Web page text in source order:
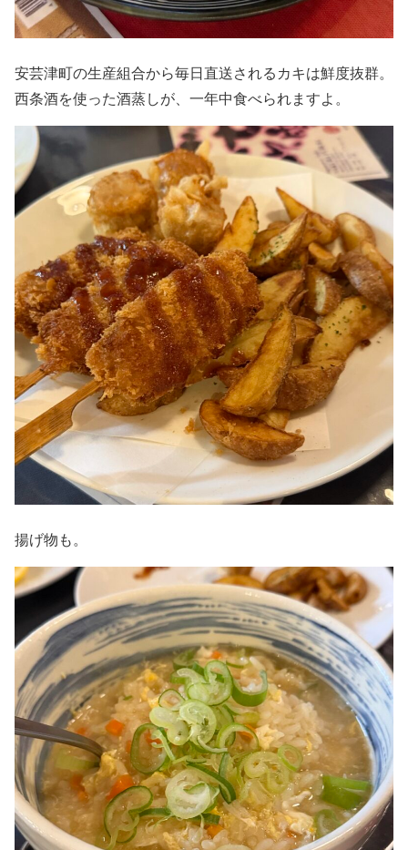
安芸津町の生産組合から毎日直送されるカキは鮮度抜群。
西条酒を使った酒蒸しが、一年中食べられますよ。
揚げ物も。